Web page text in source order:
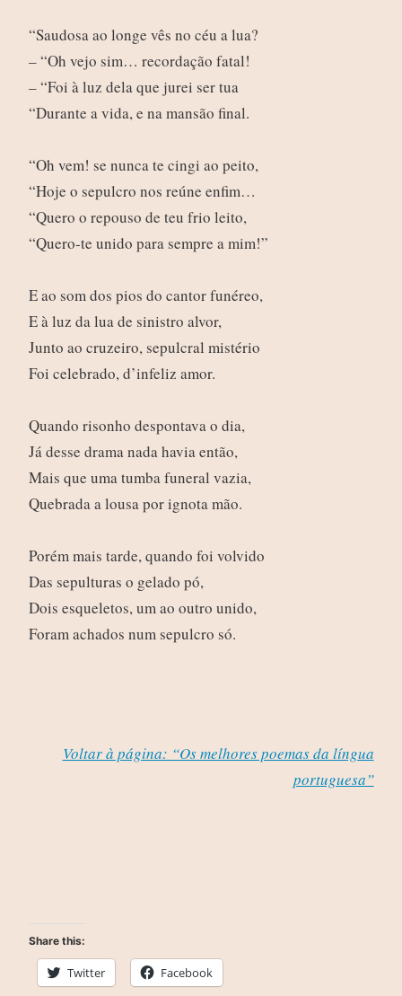
“Saudosa ao longe vês no céu a lua?
– “Oh vejo sim… recordação fatal!
– “Foi à luz dela que jurei ser tua
“Durante a vida, e na mansão final.
“Oh vem! se nunca te cingi ao peito,
“Hoje o sepulcro nos reúne enfim…
“Quero o repouso de teu frio leito,
“Quero-te unido para sempre a mim!”
E ao som dos pios do cantor funéreo,
E à luz da lua de sinistro alvor,
Junto ao cruzeiro, sepulcral mistério
Foi celebrado, d’infeliz amor.
Quando risonho despontava o dia,
Já desse drama nada havia então,
Mais que uma tumba funeral vazia,
Quebrada a lousa por ignota mão.
Porém mais tarde, quando foi volvido
Das sepulturas o gelado pó,
Dois esqueletos, um ao outro unido,
Foram achados num sepulcro só.
Voltar à página: “Os melhores poemas da língua
portuguesa”
Share this:
Twitter Facebook